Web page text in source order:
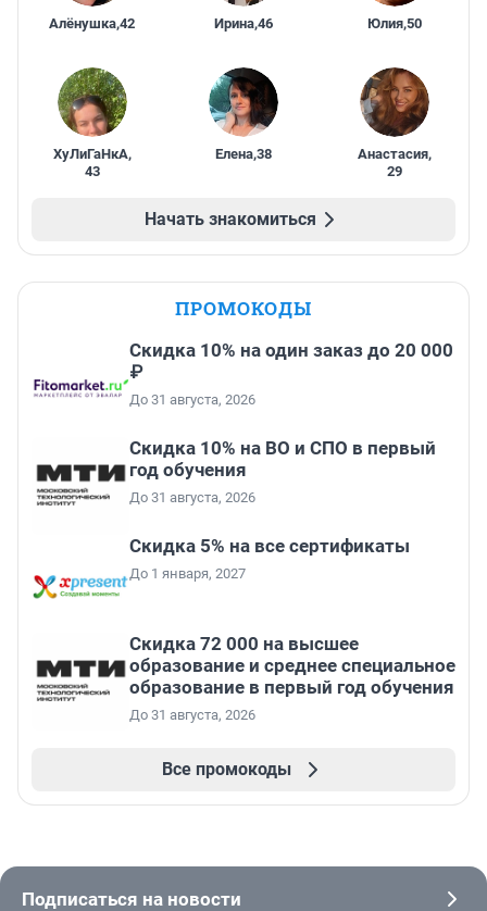
Алёнушка,42 Ирина,46 Юлия,50
ХуЛиГаНкА,
43
Елена,38 Анастасия,
29
Начать знакомиться
ПРОМОКОДЫ
Скидка 10% на один заказ до 20 000
₽
До 31 августа, 2026
Скидка 10% на ВО и СПО в первый
год обучения
До 31 августа, 2026
Скидка 5% на все сертификаты
До 1 января, 2027
Скидка 72 000 на высшее
образование и среднее специальное
образование в первый год обучения
До 31 августа, 2026
Все промокоды
Подписаться на новости